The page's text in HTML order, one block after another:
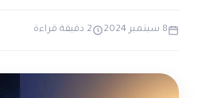
مقالات اسلامية
8 سبتمبر 2024 2 دقيقة قراءة